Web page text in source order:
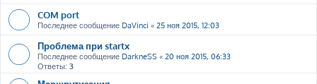
COM port
Последнее сообщение DaVinci « 25 ноя 2015, 12:03
Проблема при startx
Последнее сообщение DarkneSS « 20 ноя 2015, 06:33
Ответы: 3